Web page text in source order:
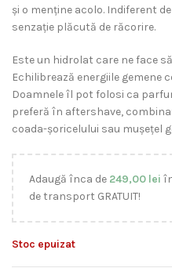
și o menține acolo. Indiferent
senzație plăcută de răcorire.
Este un hidrolat care ne face
Echilibrează energiile gemene
Doamnele îl pot folosi ca
preferă în aftershave,
coada-șoricelului sau mușețel
Adaugă înca de 249,00 lei
de transport GRATUIT!
Stoc epuizat